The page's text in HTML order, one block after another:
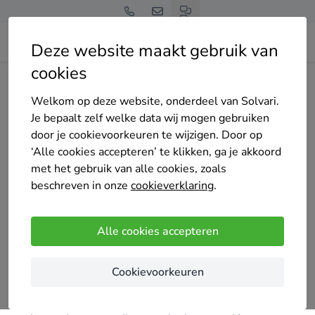
Deze website maakt gebruik van
cookies
Welkom op deze website, onderdeel van Solvari.
Je bepaalt zelf welke data wij mogen gebruiken
door je cookievoorkeuren te wijzigen. Door op
‘Alle cookies accepteren’ te klikken, ga je akkoord
met het gebruik van alle cookies, zoals
beschreven in onze cookieverklaring.
Alle cookies accepteren
Cookievoorkeuren
Home Bedrijven overzicht
Thomas Van Bree schilderwerken
(1 reviews)
Mijn focus ligt niet enkel op de schilderwerken van